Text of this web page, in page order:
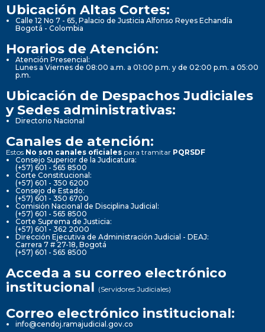
Ubicación Altas Cortes:
Calle 12 No 7 - 65, Palacio de Justicia Alfonso Reyes Echandía
Bogotá - Colombia
Horarios de Atención:
Atención Presencial:
Lunes a Viernes de 08:00 a.m. a 01:00 p.m. y de 02:00 p.m. a 05:00
p.m.
Ubicación de Despachos Judiciales
y Sedes administrativas:
Directorio Nacional
Canales de atención:
Estos No son canales oficiales para tramitar PQRSDF
Consejo Superior de la Judicatura:
(+57) 601 - 565 8500
Corte Constitucional:
(+57) 601 - 350 6200
Consejo de Estado:
(+57) 601 - 350 6700
Comisión Nacional de Disciplina Judicial:
(+57) 601 - 565 8500
Corte Suprema de Justicia:
(+57) 601 - 362 2000
Dirección Ejecutiva de Administración Judicial - DEAJ:
Carrera 7 # 27-18, Bogotá
(+57) 601 - 565 8500
Acceda a su correo electrónico
institucional (Servidores Judiciales)
Correo electrónico institucional:
info@cendoj.ramajudicial.gov.co